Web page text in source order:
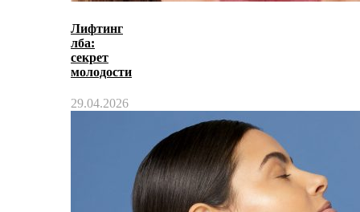
Лифтинг
лба:
секрет
молодости
29.04.2026